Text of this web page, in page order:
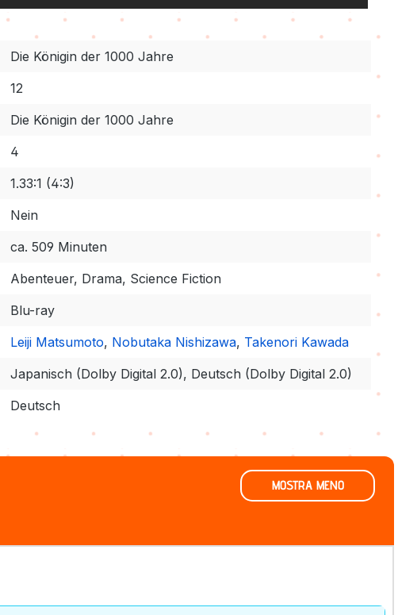
Die Königin der 1000 Jahre
12
Die Königin der 1000 Jahre
4
1.33:1 (4:3)
Nein
ca. 509 Minuten
Abenteuer, Drama, Science Fiction
Blu-ray
Leiji Matsumoto, Nobutaka Nishizawa, Takenori Kawada
Japanisch (Dolby Digital 2.0), Deutsch (Dolby Digital 2.0)
Deutsch
MOSTRA MENO